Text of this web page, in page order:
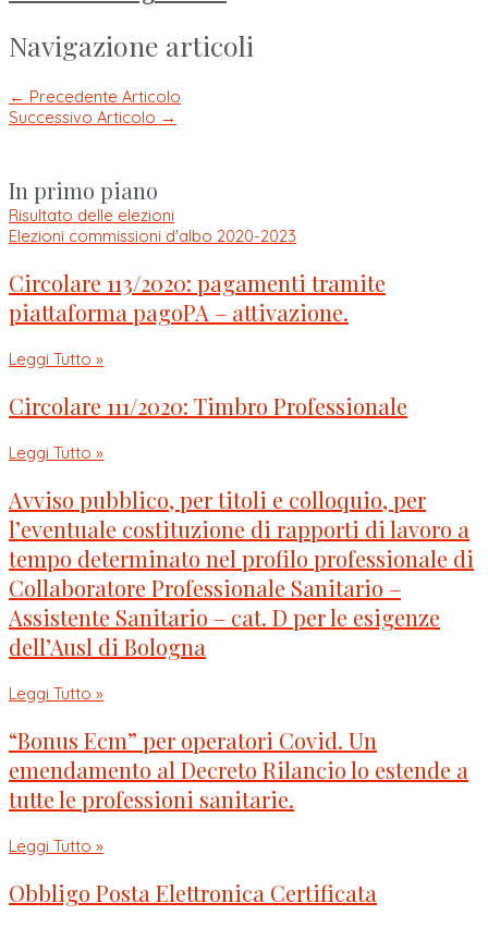
Navigazione articoli
← Precedente Articolo
Successivo Articolo →
In primo piano
Risultato delle elezioni
Elezioni commissioni d'albo 2020-2023
Circolare 113/2020: pagamenti tramite
piattaforma pagoPA – attivazione.
Leggi Tutto »
Circolare 111/2020: Timbro Professionale
Leggi Tutto »
Avviso pubblico, per titoli e colloquio, per
l’eventuale costituzione di rapporti di lavoro a
tempo determinato nel profilo professionale di
Collaboratore Professionale Sanitario –
Assistente Sanitario – cat. D per le esigenze
dell’Ausl di Bologna
Leggi Tutto »
“Bonus Ecm” per operatori Covid. Un
emendamento al Decreto Rilancio lo estende a
tutte le professioni sanitarie.
Leggi Tutto »
Obbligo Posta Elettronica Certificata